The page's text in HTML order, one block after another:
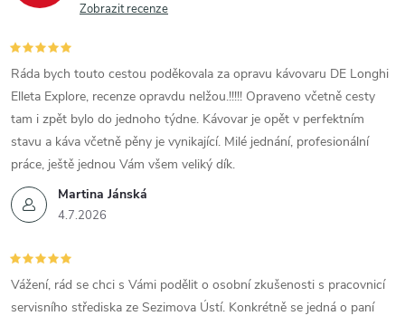
Zobrazit recenze
Martina Jánská
4.7.2026
Ráda bych touto cestou poděkovala za opravu kávovaru DE Longhi
Elleta Explore, recenze opravdu nelžou.!!!!! Opraveno včetně cesty
tam i zpět bylo do jednoho týdne. Kávovar je opět v perfektním
stavu a káva včetně pěny je vynikající. Milé jednání, profesionální
práce, ještě jednou Vám všem veliký dík.
Vážení, rád se chci s Vámi podělit o osobní zkušenosti s pracovnicí
servisního střediska ze Sezimova Ústí. Konkrétně se jedná o paní